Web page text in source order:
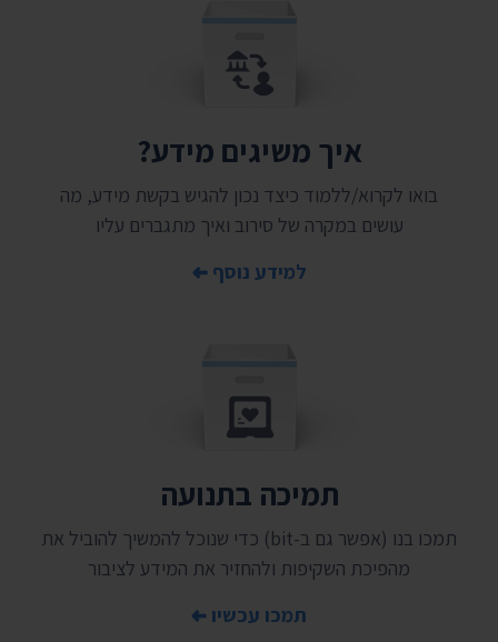
איך משיגים מידע?
בואו לקרוא/ללמוד כיצד נכון להגיש בקשת מידע, מה
עושים במקרה של סירוב ואיך מתגברים עליו
למידע נוסף
תמיכה בתנועה
תמכו בנו (אפשר גם ב-bit) כדי שנוכל להמשיך להוביל את
מהפיכת השקיפות ולהחזיר את המידע לציבור
תמכו עכשיו